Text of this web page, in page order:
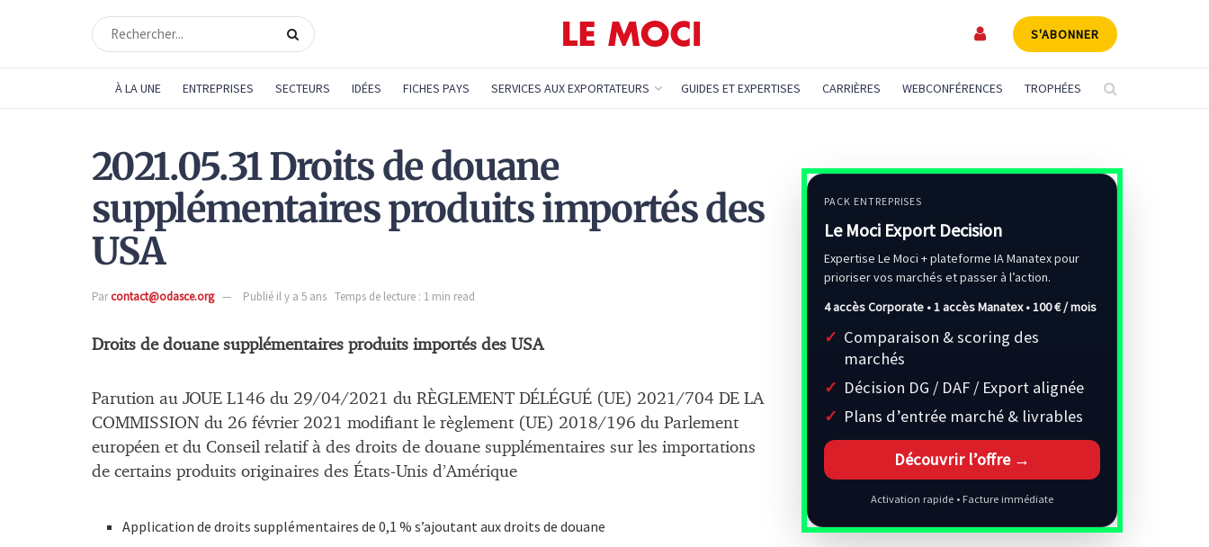
S'ABONNER
À LA UNE ENTREPRISES SECTEURS IDÉES FICHES PAYS SERVICES AUX EXPORTATEURS GUIDES ET EXPERTISES CARRIÈRES WEBCONFÉRENCES TROPHÉES
2021.05.31 Droits de douane
supplémentaires produits importés des
USA
Parcontact@odasce.org Publié il y a 5 ans Temps de lecture : 1 min read
Droits de douane supplémentaires produits importés des USA
Parution au JOUE L146 du 29/04/2021 du RÈGLEMENT DÉLÉGUÉ (UE) 2021/704 DE LA
COMMISSION du 26 février 2021 modifiant le règlement (UE) 2018/196 du Parlement
européen et du Conseil relatif à des droits de douane supplémentaires sur les importations
de certains produits originaires des États-Unis d’Amérique
Application de droits supplémentaires de 0,1 % s’ajoutant aux droits de douane
PACK ENTREPRISES
Le Moci Export Decision
Expertise Le Moci + plateforme IA Manatex pour
prioriser vos marchés et passer à l’action.
4 accès Corporate • 1 accès Manatex •100 € / mois
Comparaison & scoring des
marchés
Décision DG / DAF / Export alignée
Plans d’entrée marché & livrables
Découvrir l’offre →
Activation rapide • Facture immédiate